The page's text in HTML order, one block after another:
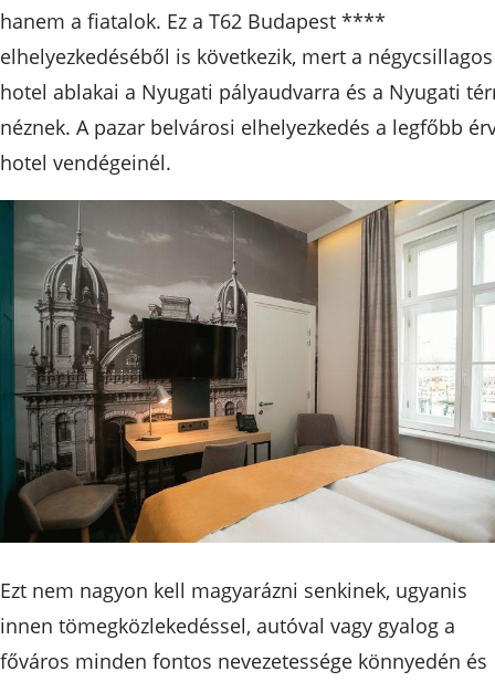
hanem a fiatalok. Ez a T62 Budapest ****
elhelyezkedéséből is következik, mert a négycsillagos
hotel ablakai a Nyugati pályaudvarra és a Nyugati
néznek. A pazar belvárosi elhelyezkedés a legfőbb
hotel vendégeinél.
Ezt nem nagyon kell magyarázni senkinek, ugyanis
innen tömegközlekedéssel, autóval vagy gyalog a
főváros minden fontos nevezetessége könnyedén és